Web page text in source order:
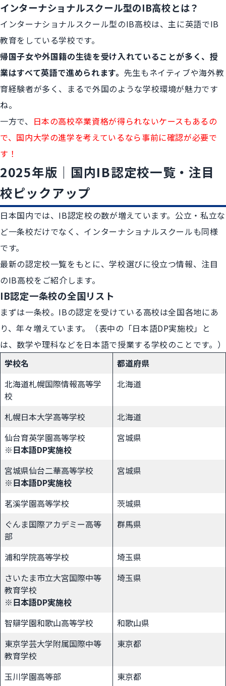
インターナショナルスクール型のIB高校とは？
インターナショナルスクール型のIB高校は、主に英語でIB
教育をしている学校です。
帰国子女や外国籍の生徒を受け入れていることが多く、授
業はすべて英語で進められます。 先生もネイティブや海外教
育経験者が多く、まるで外国のような学校環境が魅力です
ね。
一方で、 日本の高校卒業資格が得られないケースもあるの
で、国内大学の進学を考えているなら事前に確認が必要で
す！
2025年版｜国内IB認定校一覧・注目
校ピックアップ
日本国内では、IB認定校の数が増えています。公立・私立な
ど一条校だけでなく、インターナショナルスクールも同様
です。
最新の認定校一覧をもとに、学校選びに役立つ情報、注目
のIB高校をご紹介します。
IB認定一条校の全国リスト
まずは一条校。IBの認定を受けている高校は全国各地にあ
り、年々増えています。（表中の「日本語DP実施校」と
は、数学や理科などを日本語で授業する学校のことです。）
学校名
都道府県
北海道札幌国際情報高等学
校
北海道
札幌日本大学高等学校
北海道
仙台育英学園高等学校
※日本語DP実施校
宮城県
宮城県仙台二華高等学校
※日本語DP実施校
宮城県
茗溪学園高等学校
茨城県
ぐんま国際アカデミー高等
部
群馬県
浦和学院高等学校
埼玉県
さいたま市立大宮国際中等
教育学校
※日本語DP実施校
埼玉県
智辯学園和歌山高等学校
和歌山県
東京学芸大学附属国際中等
教育学校
東京都
玉川学園高等部 東京都